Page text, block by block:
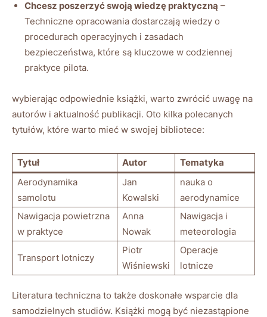
Chcesz poszerzyć swoją ⁢wiedzę praktyczną –
Techniczne⁣ opracowania ​dostarczają wiedzy ‌o⁣
procedurach⁢ operacyjnych i zasadach
bezpieczeństwa, które są⁣ kluczowe w codziennej
⁢praktyce pilota.
wybierając odpowiednie ⁢książki, warto zwrócić uwagę na⁤
autorów‌ i aktualność⁢ publikacji. Oto kilka polecanych
tytułów,​ które‌ warto‌ mieć w swojej bibliotece:
Tytuł Autor
Tematyka
Aerodynamika
samolotu
Jan
⁣Kowalski
nauka o
⁣aerodynamice
Nawigacja powietrzna
‍w​ praktyce
Anna⁤
Nowak
Nawigacja i
meteorologia
Transport lotniczy
Piotr
Wiśniewski
Operacje⁤
lotnicze
Literatura techniczna to także doskonałe wsparcie dla
samodzielnych studiów. Książki ⁤mogą być ‍niezastąpione